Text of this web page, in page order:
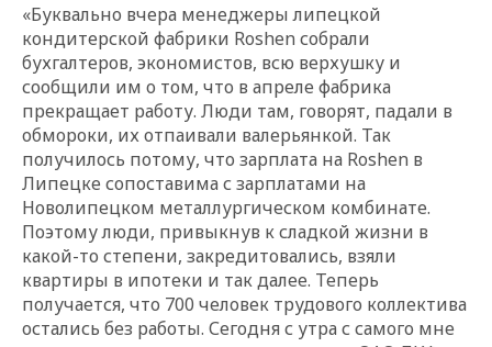
«Буквально вчера менеджеры липецкой
кондитерской фабрики Roshen собрали
бухгалтеров, экономистов, всю верхушку и
сообщили им о том, что в апреле фабрика
прекращает работу. Люди там, говорят, падали в
обмороки, их отпаивали валерьянкой. Так
получилось потому, что зарплата на Roshen в
Липецке сопоставима с зарплатами на
Новолипецком металлургическом комбинате.
Поэтому люди, привыкнув к сладкой жизни в
какой-то степени, закредитовались, взяли
квартиры в ипотеки и так далее. Теперь
получается, что 700 человек трудового коллектива
остались без работы. Сегодня с утра с самого мне